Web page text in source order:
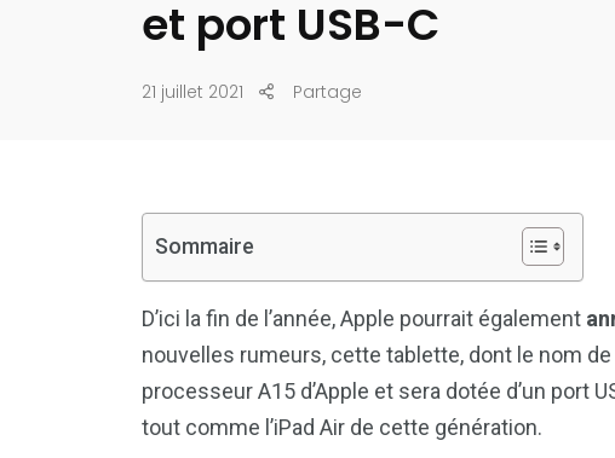
et port USB-C
21 juillet 2021 Partage
Sommaire
D’ici la fin de l’année, Apple pourrait également
nouvelles rumeurs, cette tablette, dont le nom
processeur A15 d’Apple et sera dotée d’un port
tout comme l’iPad Air de cette génération.